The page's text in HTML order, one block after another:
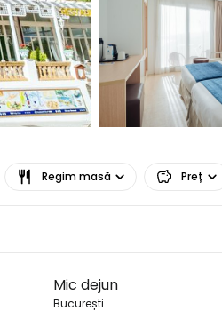
Regim masă Preț
Mic dejun
București